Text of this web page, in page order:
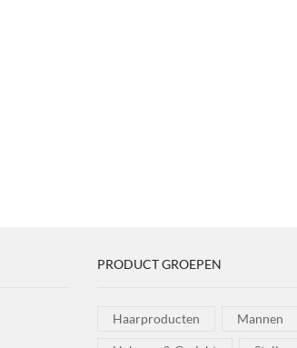
PRODUCT GROEPEN
Haarproducten Mannen